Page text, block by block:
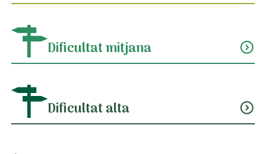
Dificultat mitjana expand_circle_down
Dificultat alta expand_circle_down